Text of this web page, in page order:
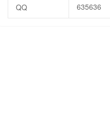
QQ 635636